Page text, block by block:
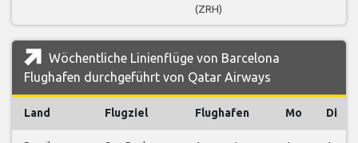
(ZRH)
Wöchentliche Linienflüge von Barcelona
Flughafen durchgeführt von Qatar Airways
Land Flugziel Flughafen Mo Di